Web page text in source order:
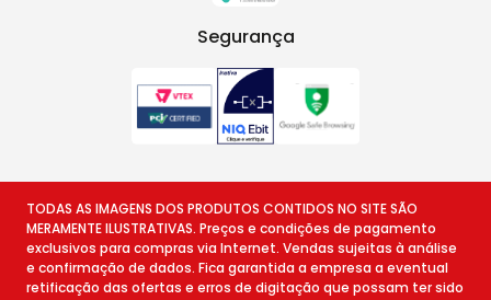
Segurança
TODAS AS IMAGENS DOS PRODUTOS CONTIDOS NO SITE SÃO
MERAMENTE ILUSTRATIVAS. Preços e condições de pagamento
exclusivos para compras via Internet. Vendas sujeitas à análise
e confirmação de dados. Fica garantida a empresa a eventual
retificação das ofertas e erros de digitação que possam ter sido